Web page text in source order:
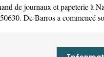
de journaux et papeterie à
De Barros a commencé